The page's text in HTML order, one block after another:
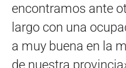
encontramos ante
largo con una
a muy buena en la
de nuestra